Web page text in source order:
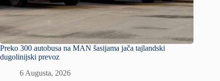
Preko 300 autobusa na MAN šasijama jača tajlandski
dugolinijski prevoz
6 Augusta, 2026